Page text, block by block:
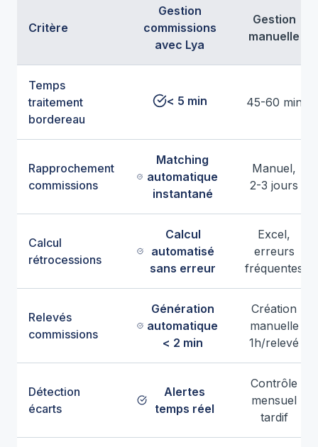
Critère
Gestion
commissions
avec Lya
Gestion
manuelle
Temps
traitement
bordereau
< 5 min 45-60 min
Rapprochement
commissions
Matching
automatique
instantané
Manuel,
2-3 jours
Calcul
rétrocessions
Calcul
automatisé
sans erreur
Excel,
erreurs
fréquentes
Relevés
commissions
Génération
automatique
< 2 min
Création
manuelle
1h/relevé
Détection
écarts
Alertes
temps réel
Contrôle
mensuel
tardif